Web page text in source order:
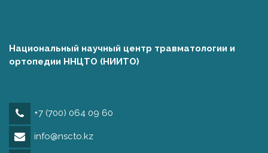
Национальный научный центр травматологии и
ортопедии ННЦТО (НИИТО)
+7 (700) 064 09 60
info@nscto.kz